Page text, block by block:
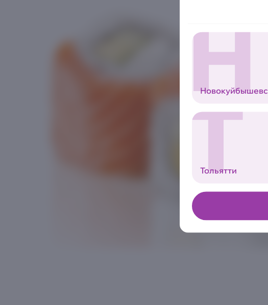
Н
Т
Тольятти